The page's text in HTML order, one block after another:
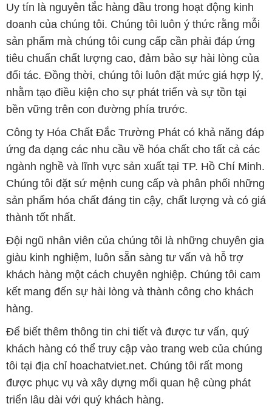
Uy tín là nguyên tắc hàng đầu trong hoạt động kinh
doanh của chúng tôi. Chúng tôi luôn ý thức rằng mỗi
sản phẩm mà chúng tôi cung cấp cần phải đáp ứng
tiêu chuẩn chất lượng cao, đảm bảo sự hài lòng của
đối tác. Đồng thời, chúng tôi luôn đặt mức giá hợp lý,
nhằm tạo điều kiện cho sự phát triển và sự tồn tại
bền vững trên con đường phía trước.
Công ty Hóa Chất Đắc Trường Phát có khả năng đáp
ứng đa dạng các nhu cầu về hóa chất cho tất cả các
ngành nghề và lĩnh vực sản xuất tại TP. Hồ Chí Minh.
Chúng tôi đặt sứ mệnh cung cấp và phân phối những
sản phẩm hóa chất đáng tin cậy, chất lượng và có giá
thành tốt nhất.
Đội ngũ nhân viên của chúng tôi là những chuyên gia
giàu kinh nghiệm, luôn sẵn sàng tư vấn và hỗ trợ
khách hàng một cách chuyên nghiệp. Chúng tôi cam
kết mang đến sự hài lòng và thành công cho khách
hàng.
Để biết thêm thông tin chi tiết và được tư vấn, quý
khách hàng có thể truy cập vào trang web của chúng
tôi tại địa chỉ hoachatviet.net. Chúng tôi rất mong
được phục vụ và xây dựng mối quan hệ cùng phát
triển lâu dài với quý khách hàng.